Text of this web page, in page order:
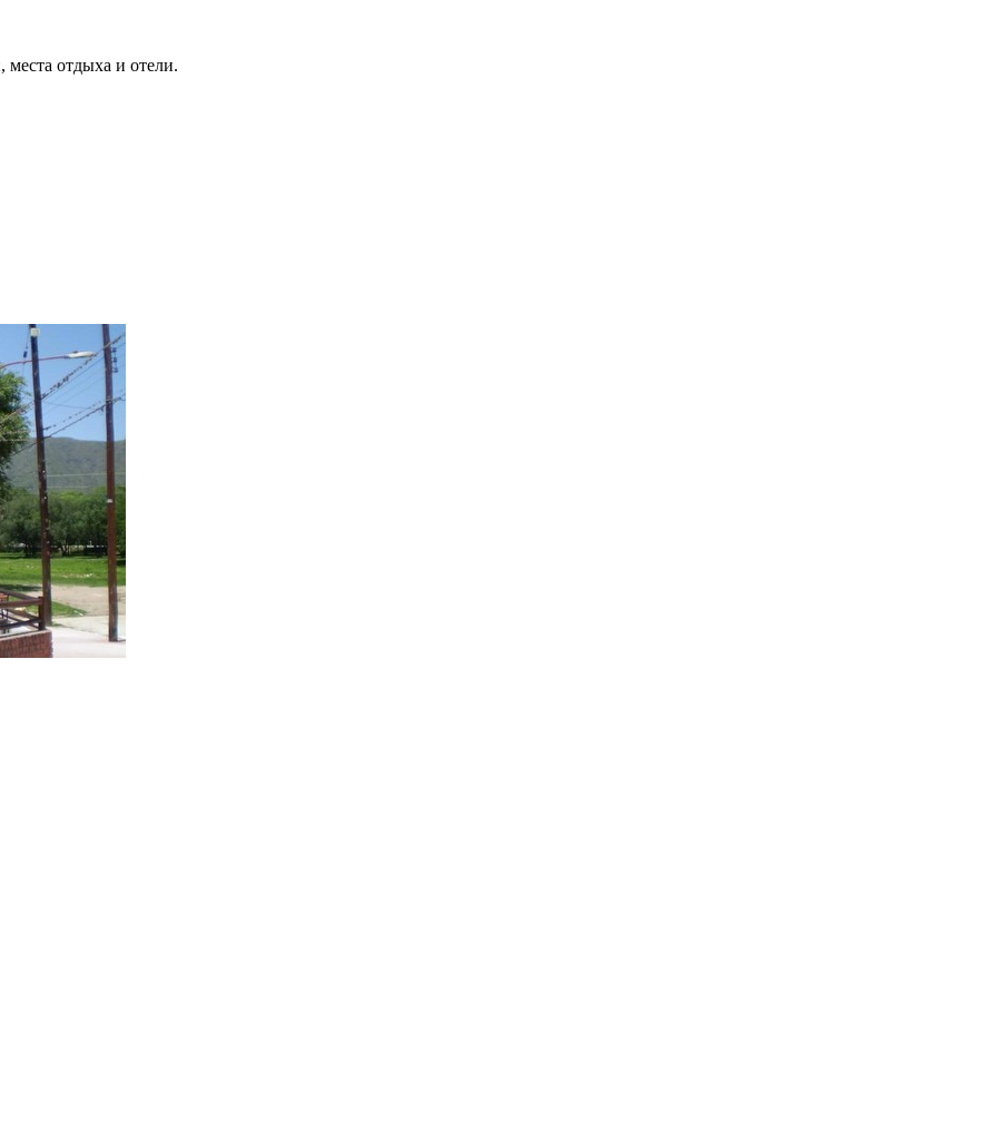
места отдыха и отели.